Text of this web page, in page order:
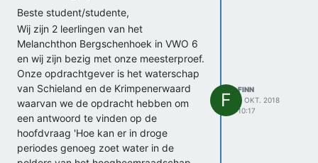
we benieuwd welke soort (kritische)
vragen je ons te bieden hebt.
Groeten,
Daniël en Finn
Beste student/studente,
Wij zijn 2 leerlingen van het
Melanchthon Bergschenhoek in VWO 6
en wij zijn bezig met onze meesterproef.
Onze opdrachtgever is het waterschap
van Schieland en de Krimpenerwaard
waarvan we de opdracht hebben om
een antwoord te vinden op de
hoofdvraag 'Hoe kan er in droge
periodes genoeg zoet water in de
F
FINN
4 OKT. 2018
10:17